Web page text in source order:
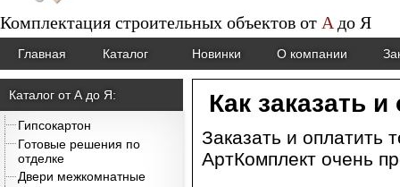
Комплектация строительных объектов от Aдо Я
Главная Каталог Новинки О компании
Каталог от А до Я:
Гипсокартон
Готовые решения по
отделке
Двери межкомнатные
Как заказать
Заказать и оплатить
АртКомплект очень